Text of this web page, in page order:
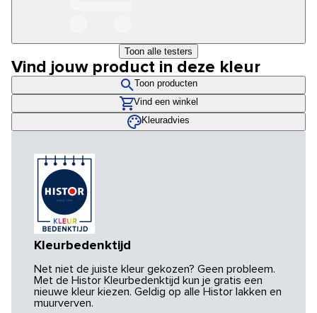
Toon alle testers
Vind jouw product in deze kleur
Toon producten
Vind een winkel
Kleuradvies
Kleurbedenktijd
Net niet de juiste kleur gekozen? Geen probleem.
Met de Histor Kleurbedenktijd kun je gratis een
nieuwe kleur kiezen. Geldig op alle Histor lakken en
muurverven.